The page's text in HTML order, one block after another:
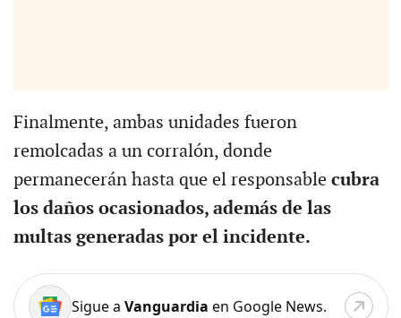
Finalmente, ambas unidades fueron
remolcadas a un corralón, donde
permanecerán hasta que el responsablecubra
los daños ocasionados, además de las
multas generadas por el incidente.
Sigue a Vanguardia en Google News.